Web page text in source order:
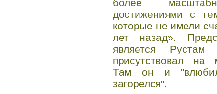
более
достижениями с
которые не имели
лет назад».
является
присутствовал на
Там он и
загорелся".